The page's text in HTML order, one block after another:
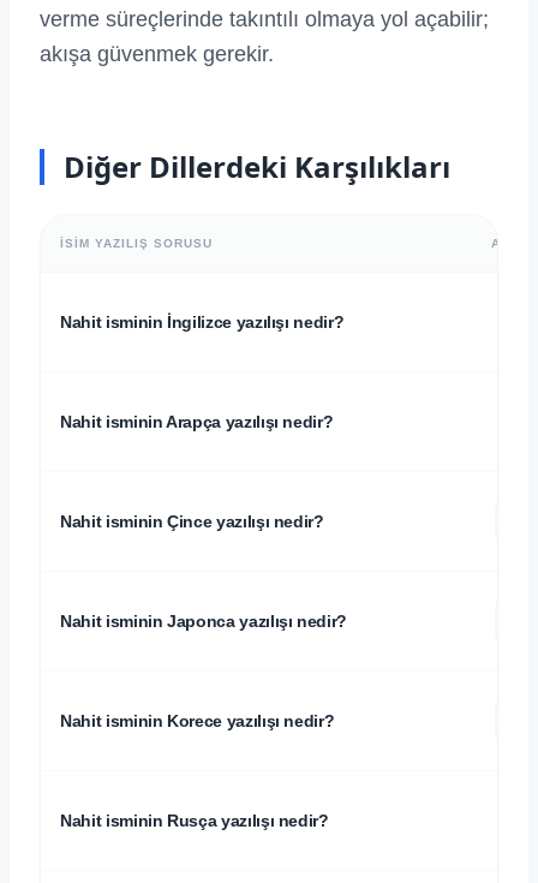
verme süreçlerinde takıntılı olmaya yol açabilir;
akışa güvenmek gerekir.
Diğer Dillerdeki Karşılıkları
İSIM YAZILIŞ SORUSU
Nahit isminin İngilizce yazılışı nedir?
Nahit isminin Arapça yazılışı nedir?
Nahit isminin Çince yazılışı nedir?
Nahit isminin Japonca yazılışı nedir?
Nahit isminin Korece yazılışı nedir?
Nahit isminin Rusça yazılışı nedir?